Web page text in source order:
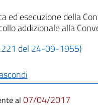
ed esecuzione della
addizionale alla
del 24-09-1955)
al 07/04/2017